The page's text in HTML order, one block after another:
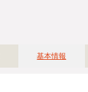
基本情報